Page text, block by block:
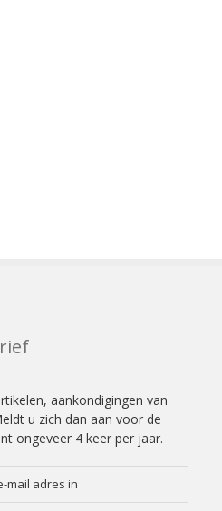
aankondigingen van
u zich dan aan voor de
ongeveer 4 keer per jaar.